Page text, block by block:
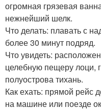
огромная грязевая
нежнейший шелк.
Что делать: плавать с
более 30 минут подряд.
Что увидеть:
целебную пещеру лоци,
полуострова тихань.
Как ехать: прямой рейс
на машине или поезде